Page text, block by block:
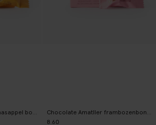
Chocolate Amatller Sinaasappel bonbons
Chocolate Amatller frambozenbonbons
8.60